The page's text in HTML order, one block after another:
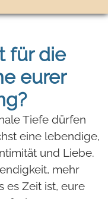
für die
eurer
Tiefe dürfen
eine lebendige,
und Liebe.
mehr
es Zeit ist, eure